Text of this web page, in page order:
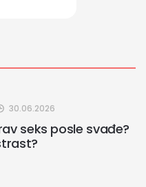
30.06.2026
seks posle svađe?